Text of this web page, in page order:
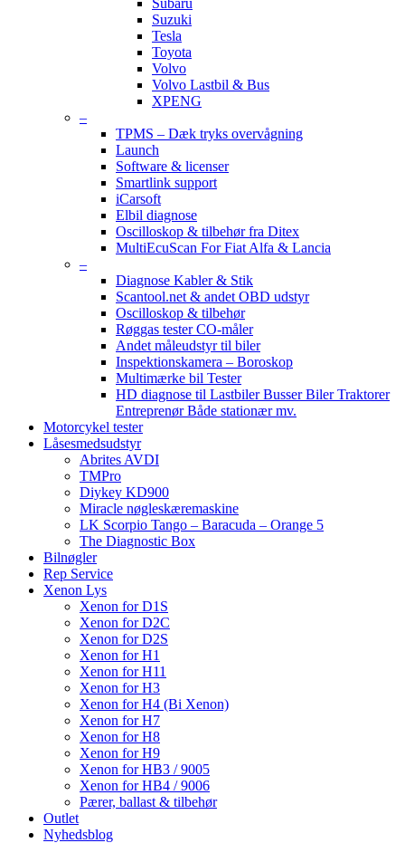
Subaru
Suzuki
Tesla
Toyota
Volvo
Volvo Lastbil & Bus
XPENG
–
TPMS – Dæk tryks overvågning
Launch
Software & licenser
Smartlink support
iCarsoft
Elbil diagnose
Oscilloskop & tilbehør fra Ditex
MultiEcuScan For Fiat Alfa & Lancia
–
Diagnose Kabler & Stik
Scantool.net & andet OBD udstyr
Oscilloskop & tilbehør
Røggas tester CO-måler
Andet måleudstyr til biler
Inspektionskamera – Boroskop
Multimærke bil Tester
HD diagnose til Lastbiler Busser Biler Traktorer
Entreprenør Både stationær mv.
Motorcykel tester
Låsesmedsudstyr
Abrites AVDI
TMPro
Diykey KD900
Miracle nøgleskæremaskine
LK Scorpio Tango – Baracuda – Orange 5
The Diagnostic Box
Bilnøgler
Rep Service
Xenon Lys
Xenon for D1S
Xenon for D2C
Xenon for D2S
Xenon for H1
Xenon for H11
Xenon for H3
Xenon for H4 (Bi Xenon)
Xenon for H7
Xenon for H8
Xenon for H9
Xenon for HB3 / 9005
Xenon for HB4 / 9006
Pærer, ballast & tilbehør
Outlet
Nyhedsblog